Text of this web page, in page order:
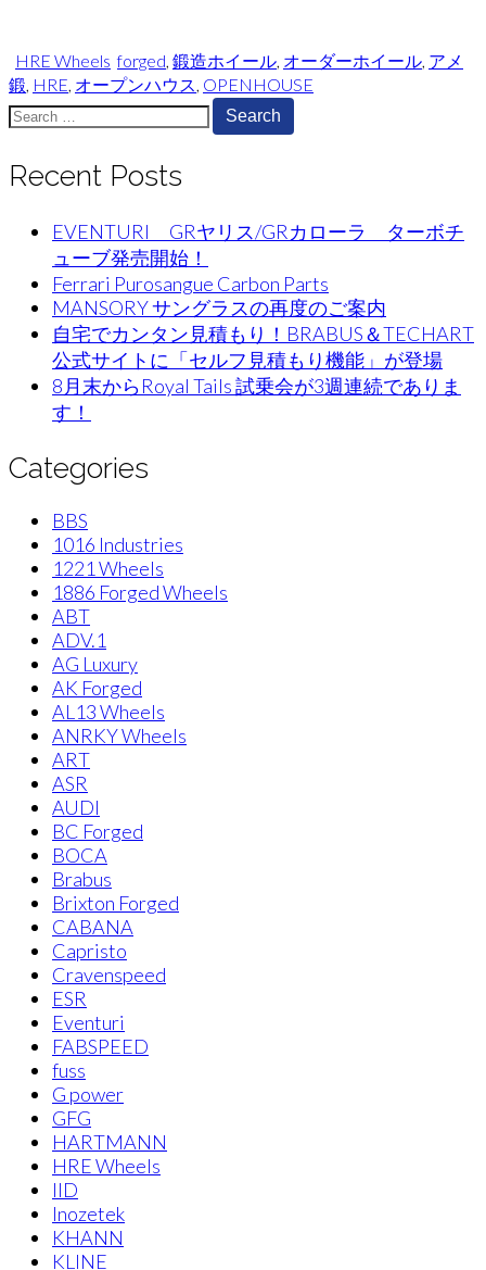
HRE Wheels forged 鍛造ホイール オーダーホイール アメ
鍛 HRE オープンハウス OPENHOUSE
Search
for:
Recent Posts
EVENTURI GRヤリス/GRカローラ ターボチ
ューブ発売開始！
Ferrari Purosangue Carbon Parts
MANSORY サングラスの再度のご案内
自宅でカンタン見積もり！BRABUS＆TECHART
公式サイトに「セルフ見積もり機能」が登場
8月末からRoyal Tails 試乗会が3週連続でありま
す！
Categories
BBS
1016 Industries
1221 Wheels
1886 Forged Wheels
ABT
ADV.1
AG Luxury
AK Forged
AL13 Wheels
ANRKY Wheels
ART
ASR
AUDI
BC Forged
BOCA
Brabus
Brixton Forged
CABANA
Capristo
Cravenspeed
ESR
Eventuri
FABSPEED
fuss
G power
GFG
HARTMANN
HRE Wheels
IID
Inozetek
KHANN
KLINE